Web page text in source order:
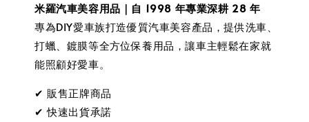
米羅汽車美容用品｜自 1998 年專業深耕 28 年
專為DIY愛車族打造優質汽車美容產品，提供洗車、
打蠟、鍍膜等全方位保養用品，讓車主輕鬆在家就
能照顧好愛車。
✔ 販售正牌商品
✔ 快速出貨承諾